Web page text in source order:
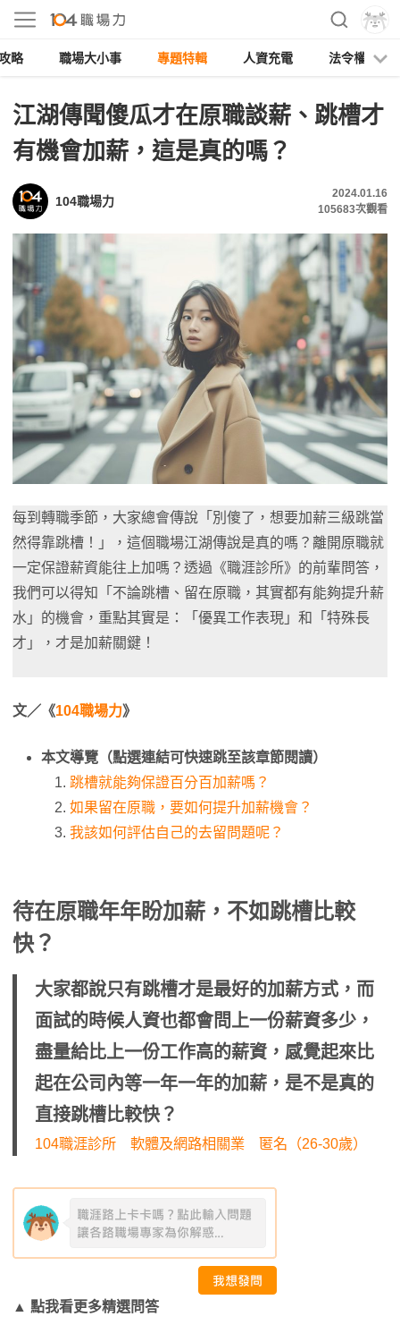
略 職場大小事 專題特輯 人資充電 法令權益
江湖傳聞傻瓜才在原職談薪、跳槽才
有機會加薪，這是真的嗎？
104職場力
2024.01.16
105683次觀看
每到轉職季節，大家總會傳說「別傻了，想要加薪三級跳當
然得靠跳槽！」，這個職場江湖傳說是真的嗎？離開原職就
一定保證薪資能往上加嗎？透過《職涯診所》的前輩問答，
我們可以得知「不論跳槽、留在原職，其實都有能夠提升薪
水」的機會，重點其實是：「優異工作表現」和「特殊長
才」，才是加薪關鍵！
文／《104職場力》
本文導覽（點選連結可快速跳至該章節閱讀）
跳槽就能夠保證百分百加薪嗎？
如果留在原職，要如何提升加薪機會？
我該如何評估自己的去留問題呢？
待在原職年年盼加薪，不如跳槽比較
快？
大家都說只有跳槽才是最好的加薪方式，而
面試的時候人資也都會問上一份薪資多少，
盡量給比上一份工作高的薪資，感覺起來比
起在公司內等一年一年的加薪，是不是真的
直接跳槽比較快？
104職涯診所 軟體及網路相關業 匿名（26-30歲）
▲ 點我看更多精選問答